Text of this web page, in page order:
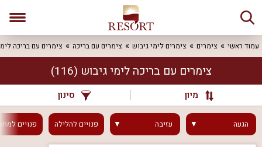
עמוד ראשי צימרים צימרים לימי גיבוש צימרים עם בריכה צימרים עם בריכה
צימרים עם בריכה לימי גיבוש (116)
מיון סינון
הגעה עזיבה פנוייםלהלילה פנויים